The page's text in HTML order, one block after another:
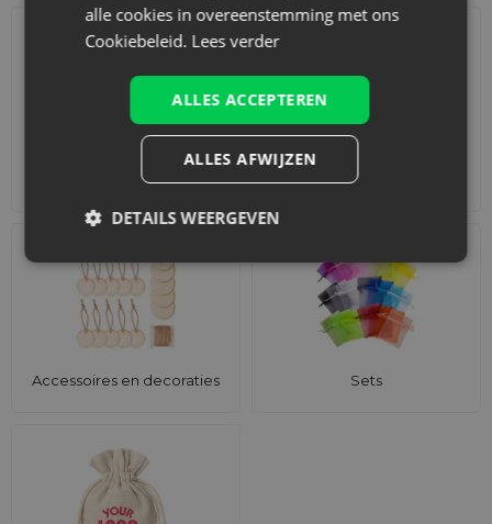
Adventskalenders Katoenen zakjes
Accessoires en decoraties Sets
alle cookies in overeenstemming met ons
Cookiebeleid. Lees verder
ALLES ACCEPTEREN
ALLES AFWIJZEN
DETAILS WEERGEVEN